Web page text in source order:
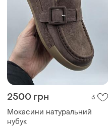
2500 грн 3
Мокасини натуральний
нубук